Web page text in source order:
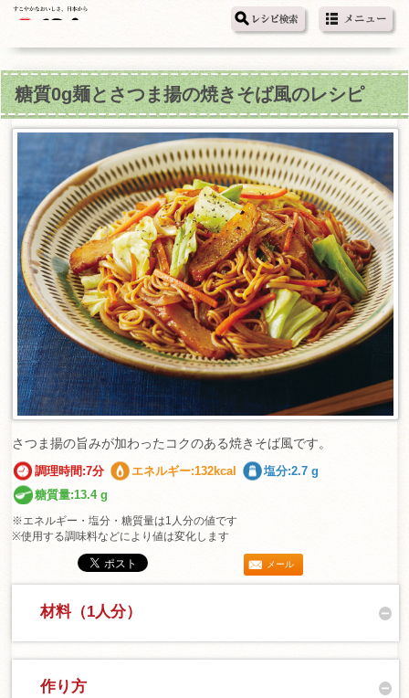
糖質0g麺とさつま揚の焼きそば風のレシピ
さつま揚の旨みが加わったコクのある焼きそば風です。
調理時間:7分 エネルギー:132kcal
塩分:2.7 g
糖質量:13.4 g
※エネルギー・塩分・糖質量は1人分の値です
※使用する調味料などにより値は変化します
メール
材料（1人分）
作り方